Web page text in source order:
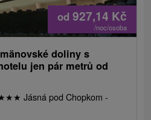
od 927,14 Kč
/noc/osoba
doliny s
jen pár metrů od
★★ Jásná pod Chopkom -